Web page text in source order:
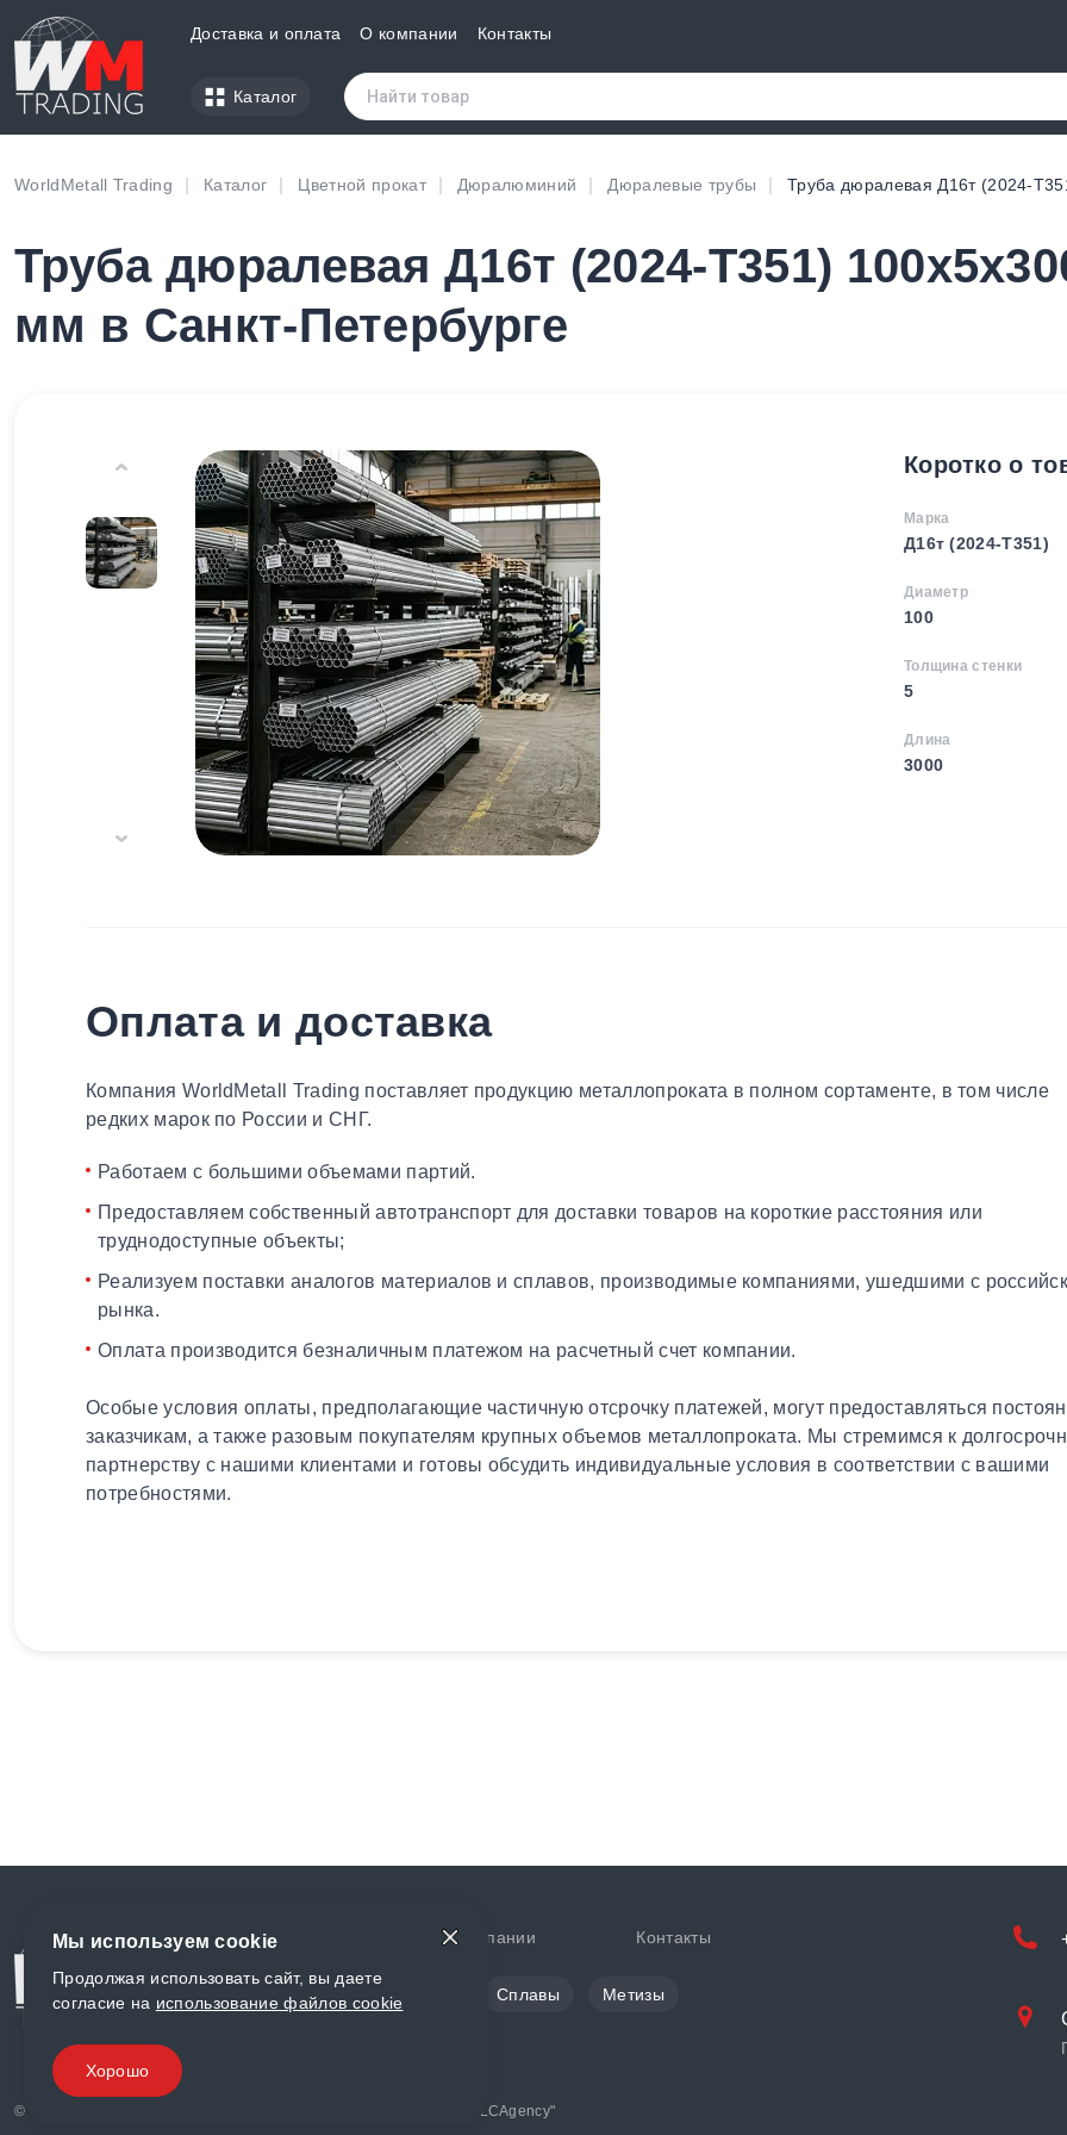
Доставка и оплата О компании Контакты
Каталог
WorldMetall Trading Каталог Цветной прокат Дюралюминий Дюралевые трубы Труба дюралевая Д16т (2024-
Труба дюралевая Д16т (2024-T351)
мм в Санкт-Петербурге
Коротко о
Марка
Д16т (2024-T351)
Диаметр
100
Толщина стенки
5
Длина
3000
Оплата и доставка
Компания WorldMetall Trading поставляет продукцию металлопроката в полном сортаменте, в том числе
редких марок по России и СНГ.
Работаем с большими объемами партий.
Предоставляем собственный автотранспорт для доставки товаров на короткие расстояния или
труднодоступные объекты;
Реализуем поставки аналогов материалов и сплавов, производимые компаниями, ушедшими с
рынка.
Оплата производится безналичным платежом на расчетный счет компании.
Особые условия оплаты, предполагающие частичную отсрочку платежей, могут предоставляться
заказчикам, а также разовым покупателям крупных объемов металлопроката. Мы стремимся к
партнерству с нашими клиентами и готовы обсудить индивидуальные условия в соответствии с вашими
потребностями.
Доставка и оплата О компании Контакты
Цветной металл Сплавы Метизы
© «World Metall» 2025, Разработка и комплексное продвижение " LCAgency"
Мы используем cookie
Продолжая использовать сайт, вы даете
согласие на использование файлов cookie
Хорошо